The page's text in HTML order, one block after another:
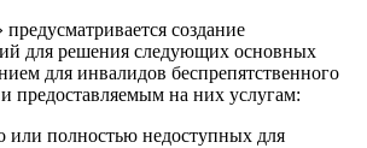
создание
для решения следующих основных
для инвалидов беспрепятственного
предоставляемым на них услугам:
или полностью недоступных для